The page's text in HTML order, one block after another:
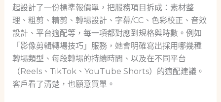
起設計了一份標準報價單，把服務項目拆成：素材整
理、粗剪、精剪、轉場設計、字幕/CC、色彩校正、音效
設計、平台適配等，每一項都對應到規格與時數。例如
「影像剪輯轉場技巧」服務，她會明確寫出採用哪幾種
轉場類型、每段轉場的持續時間、以及在不同平台
（Reels、TikTok、YouTube Shorts）的適配建議。
客戶看了清楚，也願意買單。